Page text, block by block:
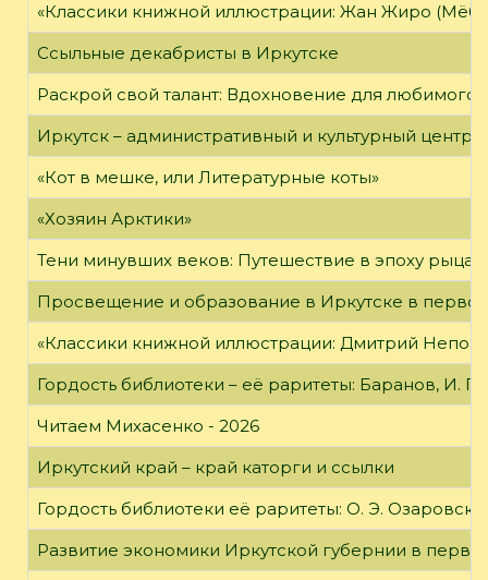
«Классики книжной иллюстрации: Жан Жиро
Ссыльные декабристы в Иркутске
Раскрой свой талант: Вдохновение для любимого
Иркутск – административный и культурный центр
«Кот в мешке, или Литературные коты»
«Хозяин Арктики»
Тени минувших веков: Путешествие в эпоху
Просвещение и образование в Иркутске в
«Классики книжной иллюстрации: Дмитрий
Гордость библиотеки – её раритеты: Баранов, И.
Читаем Михасенко - 2026
Иркутский край – край каторги и ссылки
Гордость библиотеки её раритеты: О. Э.
Развитие экономики Иркутской губернии в